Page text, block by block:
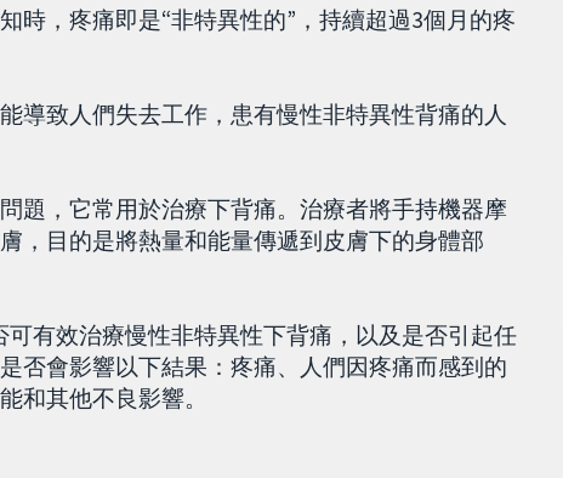
時，疼痛即是“非特異性的”，持續超過3個月的疼
導致人們失去工作，患有慢性非特異性背痛的人
題，它常用於治療下背痛。治療者將手持機器摩
，目的是將熱量和能量傳遞到皮膚下的身體部
有效治療慢性非特異性下背痛，以及是否引起任
否會影響以下結果：疼痛、人們因疼痛而感到的
和其他不良影響。